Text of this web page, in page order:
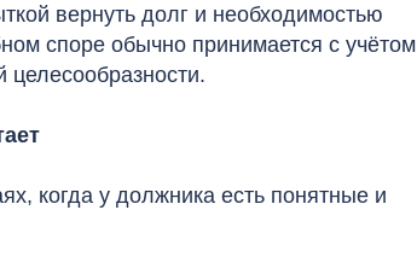
вернуть долг и необходимостью
споре обычно принимается с учётом
целесообразности.
когда у должника есть понятные и